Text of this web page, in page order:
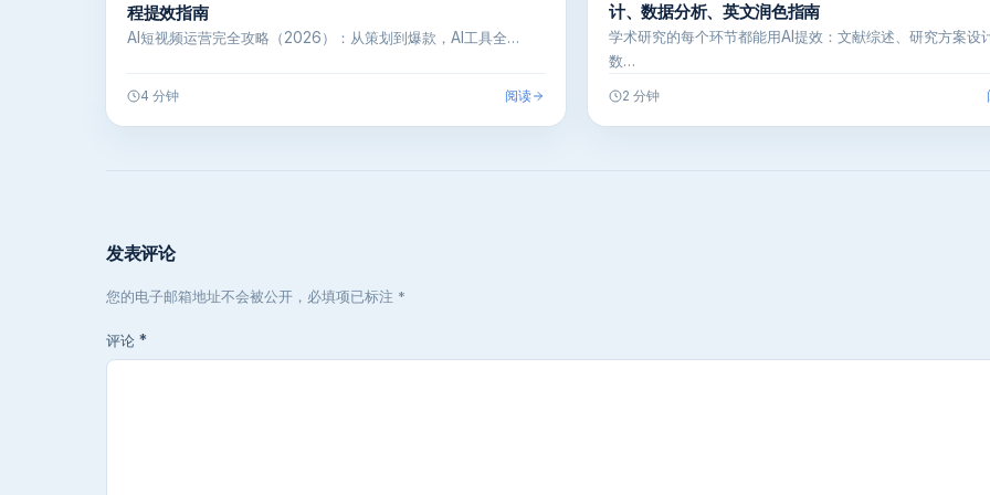
程提效指南
AI短视频运营完全攻略（2026）：从策划到爆款，AI工具全…
4 分钟 阅读
计、数据分析、英文润色指南
学术研究的每个环节都能用AI提效：文献综述、研究方案设计
数…
2 分钟
发表评论
您的电子邮箱地址不会被公开，必填项已标注 *
评论 *